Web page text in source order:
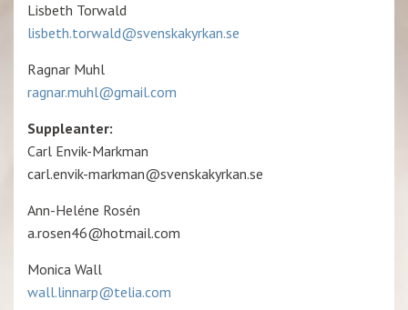
Lisbeth Torwald
lisbeth.torwald@svenskakyrkan.se
Ragnar Muhl
ragnar.muhl@gmail.com
Suppleanter:
Carl Envik-Markman
carl.envik-markman@svenskakyrkan.se
Ann-Heléne Rosén
a.rosen46@hotmail.com
Monica Wall
wall.linnarp@telia.com